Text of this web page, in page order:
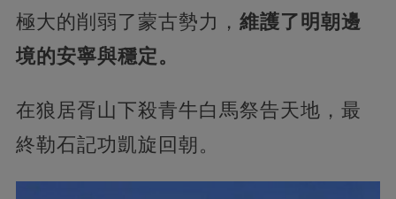
極大的削弱了蒙古勢力， 維護了明朝邊
境的安寧與穩定。
在狼居胥山下殺青牛白馬祭告天地，最
終勒石記功凱旋回朝。